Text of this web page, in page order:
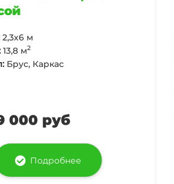
2,3х6 м
13,8 м2
Брус, Каркас
000 руб
Подробнее